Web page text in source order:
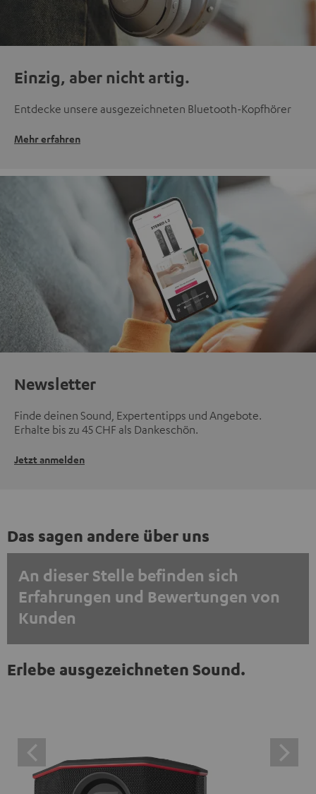
Einzig, aber nicht artig.
Entdecke unsere ausgezeichneten Bluetooth-Kopfhörer
Mehr erfahren
Newsletter
Finde deinen Sound, Expertentipps und Angebote.
Erhalte bis zu 45 CHF als Dankeschön.
Jetzt anmelden
Das sagen andere über uns
An dieser Stelle befinden sich
Erfahrungen und Bewertungen von
Kunden
EINMALIG ZUSTIMMEN UND ANZEIGEN
werden. Mit dem Anklicken des Inhalts wird zugestimmt,
dass externe Inhalte angezeigt werden. Dabei können
Erlebe ausgezeichneten Sound.